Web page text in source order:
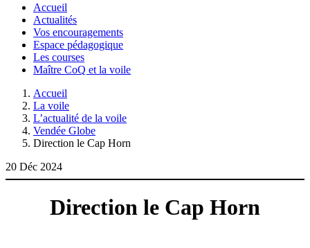
Accueil
Actualités
Vos encouragements
Espace pédagogique
Les courses
Maître CoQ et la voile
Accueil
La voile
L’actualité de la voile
Vendée Globe
Direction le Cap Horn
20 Déc 2024
Direction le Cap Horn